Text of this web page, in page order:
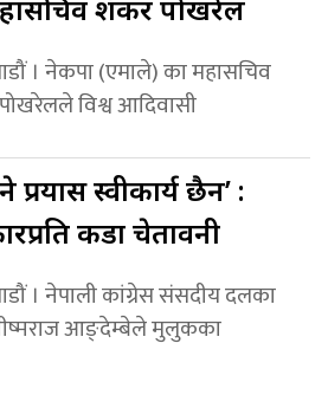
शंकर पोखरेल
। नेकपा (एमाले) का महासचिव
विश्व आदिवासी
प्रयास स्वीकार्य छैन’ :
कडा चेतावनी
। नेपाली कांग्रेस संसदीय दलका
आङ्देम्बेले मुलुकका